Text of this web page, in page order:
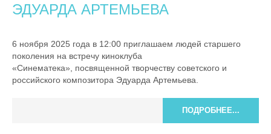
ЭДУАРДА АРТЕМЬЕВА
6 ноября 2025 года в 12:00 приглашаем людей старшего
поколения на встречу киноклуба
«Синематека», посвященной творчеству советского и
российского композитора Эдуарда Артемьева.
ПОДРОБНЕЕ...